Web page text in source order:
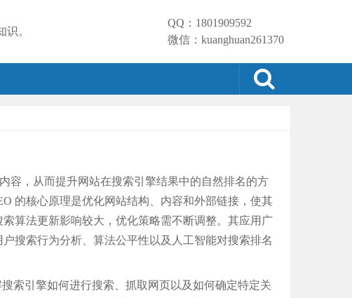
识。
QQ：1801909592
微信：kuanghuan261370
容，从而提升网站在搜索引擎结果中的自然排名的方
的核心原理是优化网站结构、内容和外部链接，使其
算法更新影响较大，优化策略需不断调整。其应用广
搜索行为分析、算法公平性以及人工智能对搜索排名
索引擎如何进行搜索、抓取网页以及如何确定特定关